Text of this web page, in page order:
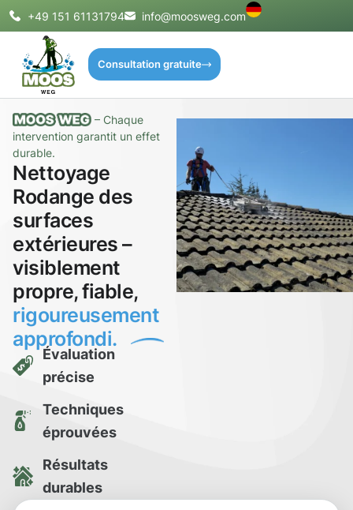
+49 151 61131794 info@moosweg.com
Consultation gratuite
– Chaque
intervention garantit un effet
durable.
Nettoyage
Rodange des
surfaces
extérieures –
visiblement
propre, fiable,
rigoureusement
approfondi.
Évaluation
précise
Techniques
éprouvées
Résultats
durables